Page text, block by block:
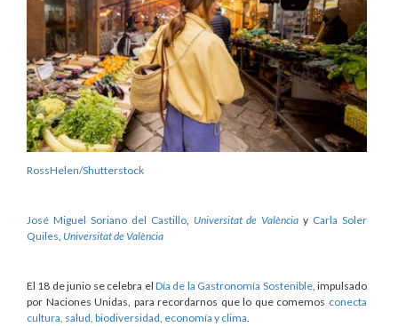
RossHelen/Shutterstock
José Miguel Soriano del Castillo, Universitat de València y Carla Soler
Quiles Universitat de València
El 18 de junio se celebra el Día de la Gastronomía Sostenible, impulsado
por Naciones Unidas, para recordarnos que lo que comemos conecta
cultura, salud, biodiversidad, economía y clima